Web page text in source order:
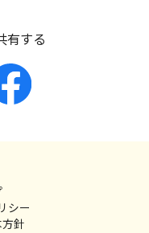
有する
シー
針